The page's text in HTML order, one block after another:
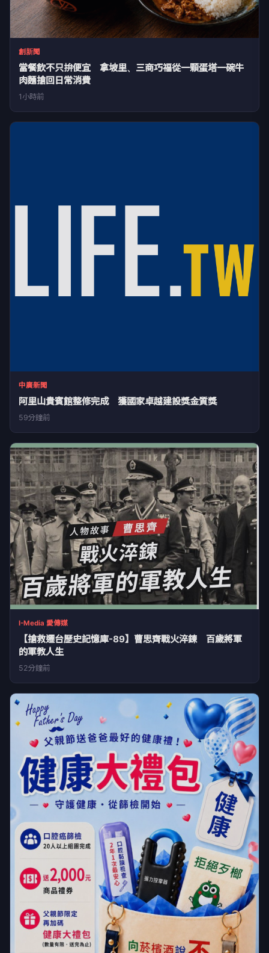
創新聞
當餐飲不只拚便宜 拿坡里、三商巧福從一顆蛋塔一碗牛
肉麵搶回日常消費
1小時前
中廣新聞
阿里山貴賓館整修完成 獲國家卓越建設獎金質獎
59分鐘前
I-Media 愛傳媒
【搶救遷台歷史記憶庫-89】曹思齊戰火淬鍊 百歲將軍
的軍教人生
52分鐘前